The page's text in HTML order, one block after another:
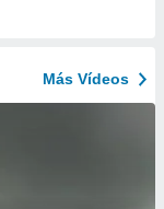
Más Vídeos